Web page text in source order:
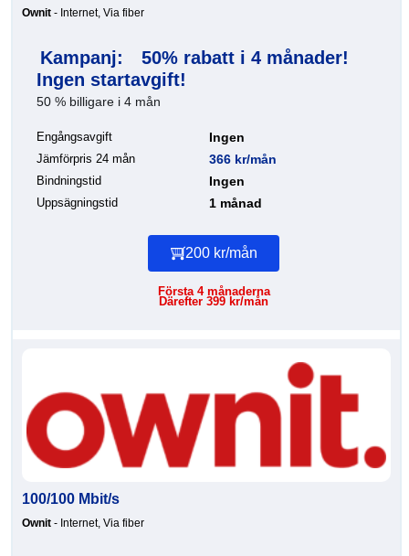
Ownit - Internet, Via fiber
Kampanj:
50% rabatt i 4 månader!
Ingen startavgift!
50 % billigare i 4 mån
Engångsavgift Ingen
Jämförpris 24 mån 366 kr/mån
Bindningstid Ingen
Uppsägningstid 1 månad
200 kr/mån
Första 4 månaderna
Därefter 399 kr/mån
100/100 Mbit/s
Ownit - Internet, Via fiber